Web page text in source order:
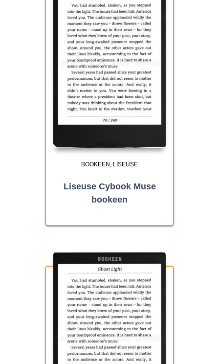
BOOKEEN LISEUSE
Liseuse Cybook Muse
bookeen